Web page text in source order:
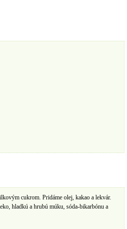
cukrom. Pridáme olej, kakao a lekvár.
hladkú a hrubú múku, sóda-bikarbónu a